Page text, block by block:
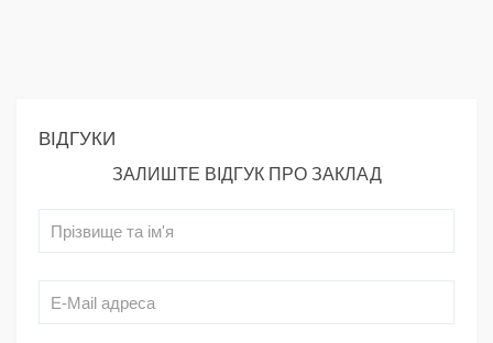
ВІДГУКИ
ЗАЛИШТЕ ВІДГУК ПРО ЗАКЛАД